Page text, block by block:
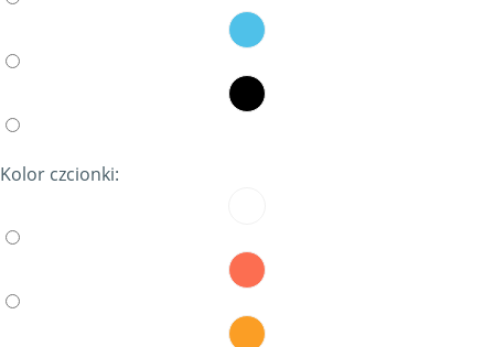
Kolor czcionki: